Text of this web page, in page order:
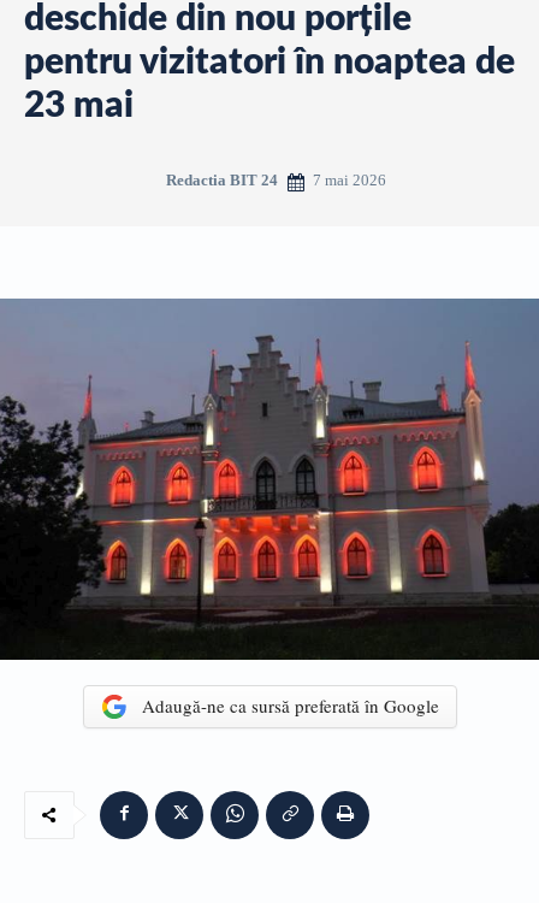
deschide din nou porțile
pentru vizitatori în noaptea de
23 mai
Redactia BIT 24 7 mai 2026
Adaugă-ne ca sursă preferată în Google